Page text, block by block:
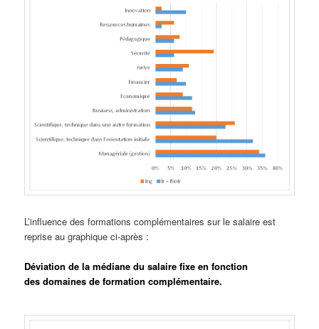
L’influence des formations complémentaires sur le salaire est
reprise au graphique ci-après :
Déviation de la médiane du salaire fixe en fonction
des domaines de formation complémentaire.